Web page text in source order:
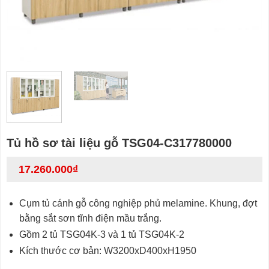
Tủ hồ sơ tài liệu gỗ TSG04-C317780000
17.260.000₫
Cụm tủ cánh gỗ công nghiệp phủ melamine. Khung, đợt
bằng sắt sơn tĩnh điện mầu trắng.
Gồm 2 tủ TSG04K-3 và 1 tủ TSG04K-2
Kích thước cơ bản: W3200xD400xH1950